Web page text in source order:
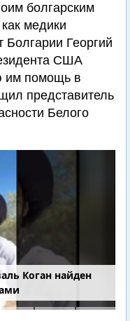
болгарским
медики
Болгарии Георгий
США
им помощь в
представитель
Белого
Коган найден